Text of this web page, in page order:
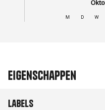
Eigenschappen
Labels